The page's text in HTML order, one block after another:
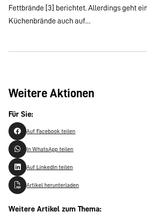
Fettbrände [3] berichtet. Allerdings geht
Küchenbrände auch auf…
Weitere Aktionen
Für Sie:
Auf Facebook teilen
In WhatsApp teilen
Auf LinkedIn teilen
Artikel herunterladen
Weitere Artikel zum Thema: